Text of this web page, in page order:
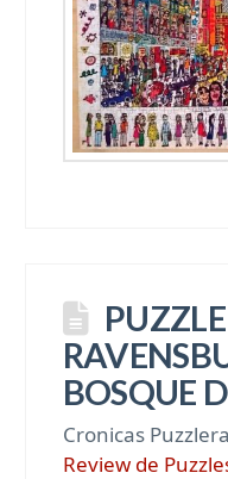
BOSQUE
Cronicas
Review de